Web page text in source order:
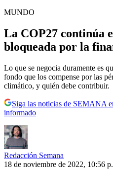
MUNDO
La COP27 continúa
bloqueada por la
Lo que se negocia duramente es
fondo que los compense por las
climático, y quién debe contribuir.
Siga las noticias de SEMANA
informado
Redacción Semana
18 de noviembre de 2022, 10:56